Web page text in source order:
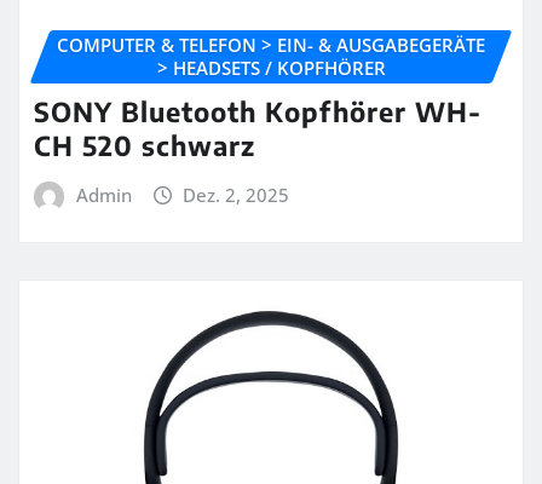
COMPUTER & TELEFON > EIN- & AUSGABEGERÄTE
> HEADSETS / KOPFHÖRER
SONY Bluetooth Kopfhörer WH-
CH 520 schwarz
Admin Dez. 2, 2025